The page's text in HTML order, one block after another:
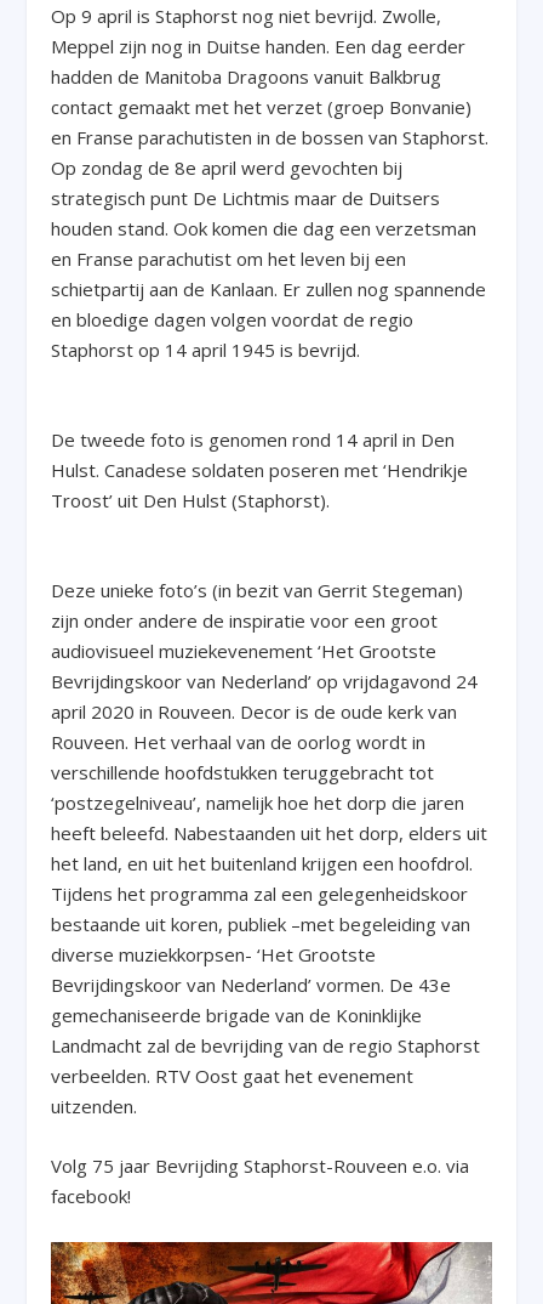
Op 9 april is Staphorst nog niet bevrijd. Zwolle,
Meppel zijn nog in Duitse handen. Een dag eerder
hadden de Manitoba Dragoons vanuit Balkbrug
contact gemaakt met het verzet (groep Bonvanie)
en Franse parachutisten in de bossen van Staphorst.
Op zondag de 8e april werd gevochten bij
strategisch punt De Lichtmis maar de Duitsers
houden stand. Ook komen die dag een verzetsman
en Franse parachutist om het leven bij een
schietpartij aan de Kanlaan. Er zullen nog spannende
en bloedige dagen volgen voordat de regio
Staphorst op 14 april 1945 is bevrijd.
De tweede foto is genomen rond 14 april in Den
Hulst. Canadese soldaten poseren met ‘Hendrikje
Troost’ uit Den Hulst (Staphorst).
Deze unieke foto’s (in bezit van Gerrit Stegeman)
zijn onder andere de inspiratie voor een groot
audiovisueel muziekevenement ‘Het Grootste
Bevrijdingskoor van Nederland’ op vrijdagavond 24
april 2020 in Rouveen. Decor is de oude kerk van
Rouveen. Het verhaal van de oorlog wordt in
verschillende hoofdstukken teruggebracht tot
‘postzegelniveau’, namelijk hoe het dorp die jaren
heeft beleefd. Nabestaanden uit het dorp, elders uit
het land, en uit het buitenland krijgen een hoofdrol.
Tijdens het programma zal een gelegenheidskoor
bestaande uit koren, publiek –met begeleiding van
diverse muziekkorpsen- ‘Het Grootste
Bevrijdingskoor van Nederland’ vormen. De 43e
gemechaniseerde brigade van de Koninklijke
Landmacht zal de bevrijding van de regio Staphorst
verbeelden. RTV Oost gaat het evenement
uitzenden.
Volg 75 jaar Bevrijding Staphorst-Rouveen e.o. via
facebook!